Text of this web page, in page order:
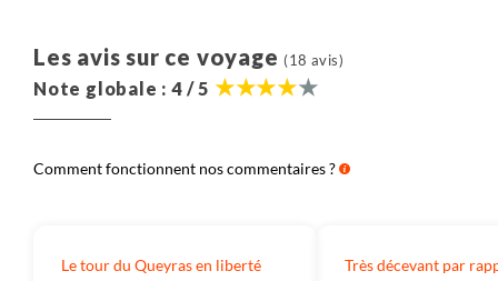
du billet d’avion.
Salariés :Ce montant correspond à l’ensemble des
sommes versées à nos collaborateurs et qui ont en
votre voyage ainsi que leur gestion administrative.
loyers, électricité, assurances, frais bancaires, etc.
Les avis sur ce voyage (18 avis)
Note globale : 4 / 5
Comment fonctionnent nos commentaires ?
Le tour du Queyras en liberté
Très décevant par